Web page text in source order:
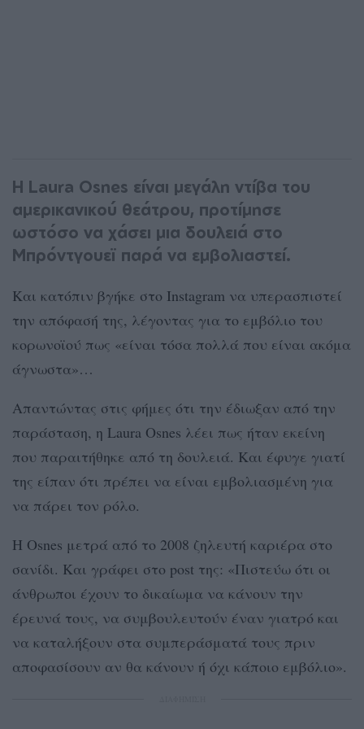
Η Laura Osnes είναι μεγάλη ντίβα του
αμερικανικού θεάτρου, προτίμησε
ωστόσο να χάσει μια δουλειά στο
Μπρόντγουεϊ παρά να εμβολιαστεί.
Και κατόπιν βγήκε στο Instagram να υπερασπιστεί
την απόφασή της, λέγοντας για το εμβόλιο του
κορωνοϊού πως «είναι τόσα πολλά που είναι ακόμα
άγνωστα»…
Απαντώντας στις φήμες ότι την έδιωξαν από την
παράσταση, η Laura Osnes λέει πως ήταν εκείνη
που παραιτήθηκε από τη δουλειά. Και έφυγε γιατί
της είπαν ότι πρέπει να είναι εμβολιασμένη για
να πάρει τον ρόλο.
Η Osnes μετρά από το 2008 ζηλευτή καριέρα στο
σανίδι. Και γράφει στο post της: «Πιστεύω ότι οι
άνθρωποι έχουν το δικαίωμα να κάνουν την
έρευνά τους, να συμβουλευτούν έναν γιατρό και
να καταλήξουν στα συμπεράσματά τους πριν
αποφασίσουν αν θα κάνουν ή όχι κάποιο εμβόλιο».